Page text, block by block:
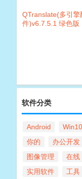
QTranslate(多引擎
件)v6.7.5.1 绿色版
软件分类
Android Win10
你的
办公开发
图像管理
在线
实用软件
工具